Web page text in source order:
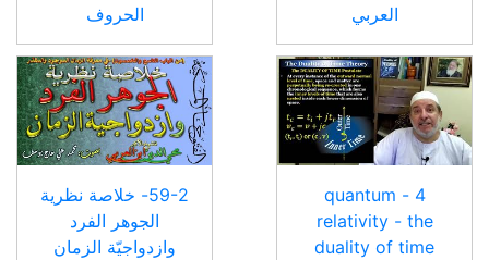
العربي
الحروف
4 - quantum
relativity - the
duality of time
59-2- خلاصة نظرية
الجوهر الفرد
وازدواجيّة الزمان